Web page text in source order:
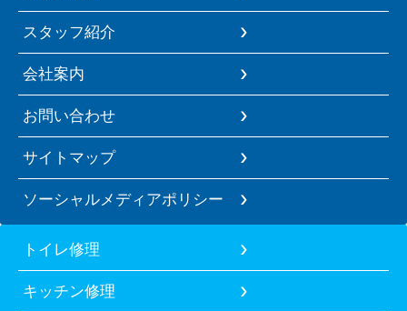
スタッフ紹介
会社案内
お問い合わせ
サイトマップ
ソーシャルメディアポリシー
トイレ修理
キッチン修理